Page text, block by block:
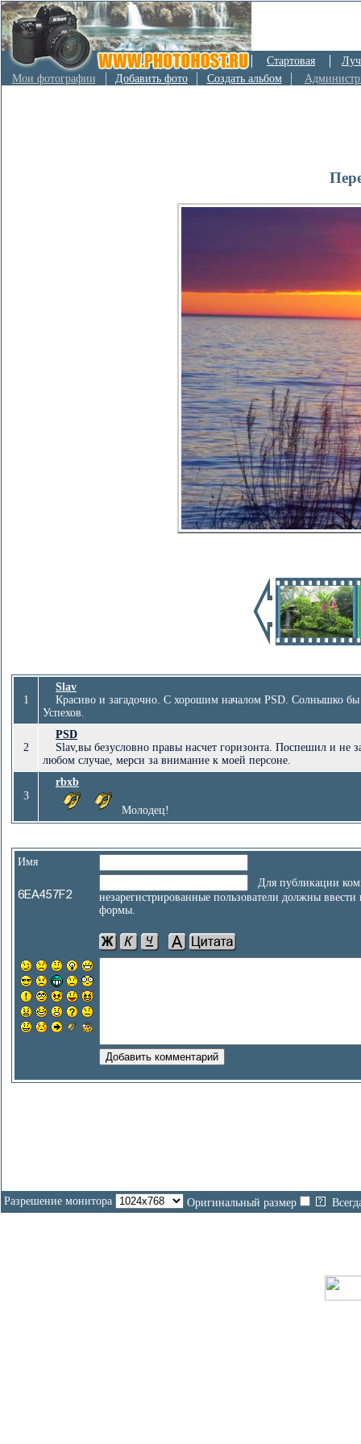
Стартовая
Мои фотографии
Добавить фото Создать альбом
1
Slav
Красиво и загадочно. С хорошим началом PSD. Солнышко бы
Успехов.
2
PSD
Slav,вы безусловно правы насчет горизонта. Поспешил и не
любом случае, мерси за внимание к моей персоне.
3
rbxb
Молодец!
Имя
Для публикации
незарегистрированные пользователи должны
формы.
Разрешение монитора Оригинальный размер